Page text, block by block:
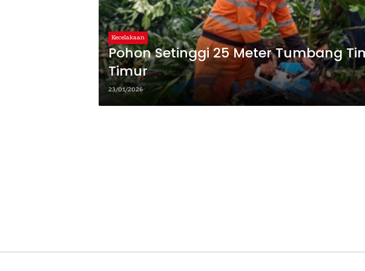
Kecelakaan
Pohon Setinggi 25 Meter Tumbang
Timur
23/01/2026